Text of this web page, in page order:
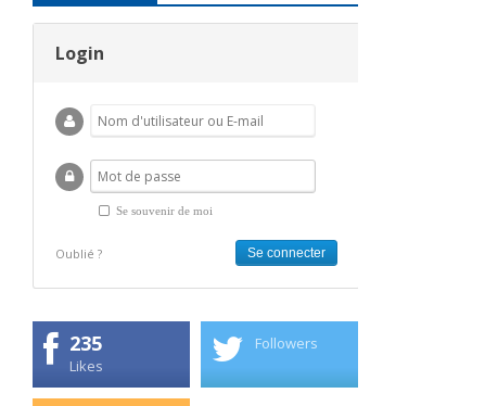
Login
Se souvenir de moi
Oublié ?
235
Likes
Followers